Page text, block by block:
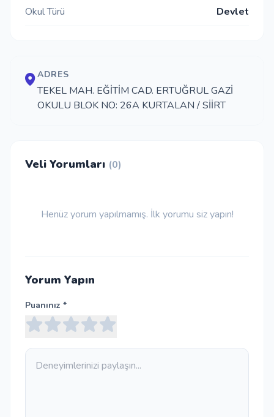
İletişim
Kayıt Ol
Okul Türü Devlet
ADRES
TEKEL MAH. EĞİTİM CAD. ERTUĞRUL GAZİ
OKULU BLOK NO: 26A KURTALAN / SİİRT
Veli Yorumları (0)
Henüz yorum yapılmamış. İlk yorumu siz yapın!
Yorum Yapın
Puanınız *